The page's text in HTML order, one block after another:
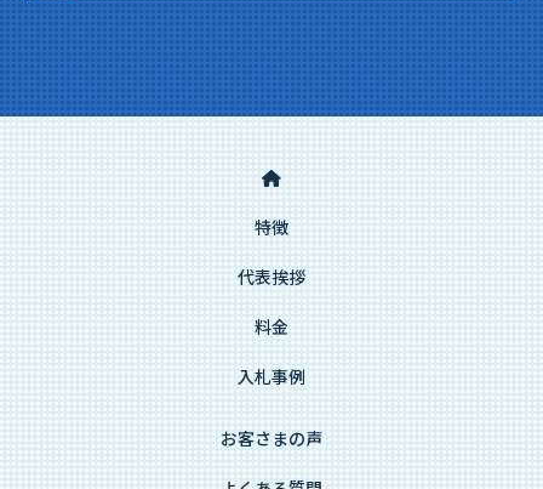
特徴
代表挨拶
料金
入札事例
お客さまの声